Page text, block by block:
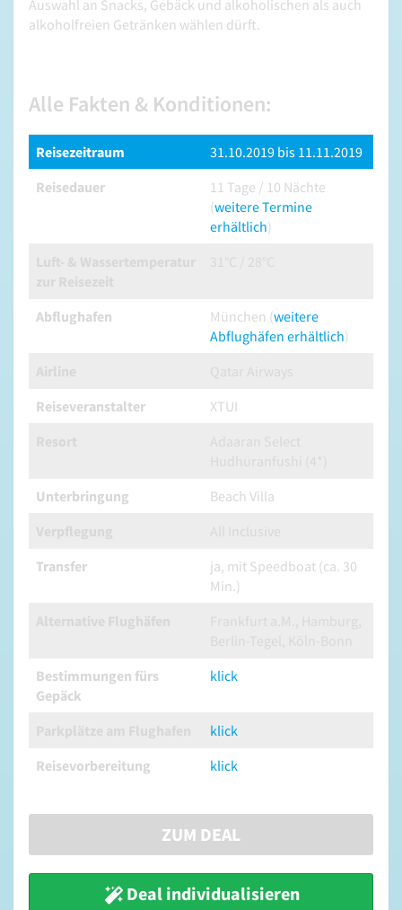
Auswahl an Snacks, Gebäck und alkoholischen als auch
alkoholfreien Getränken wählen dürft.
Alle Fakten & Konditionen:
Reisezeitraum
31.10.2019 bis 11.11.2019
Reisedauer
11 Tage / 10 Nächte
(weitere Termine
erhältlich)
Abflughafen München (weitere
Abflughäfen erhältlich)
Reiseveranstalter
XTUI
Unterbringung
Beach Villa
Transfer
ja, mit Speedboat (ca. 30
Min.)
Bestimmungen fürs
Gepäck
klick
klick
Reisevorbereitung
klick
ZUM DEAL
Deal individualisieren